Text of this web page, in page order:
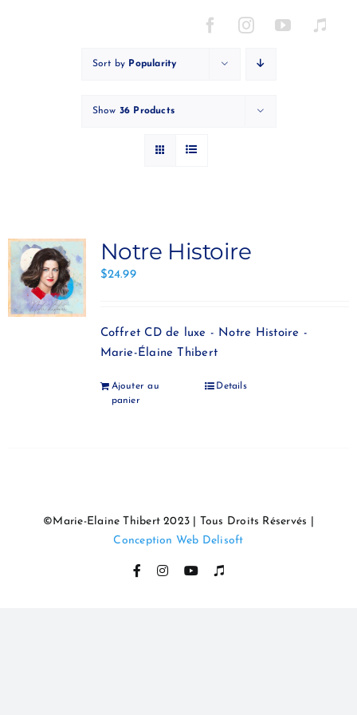
Sort by Popularity
Show 36 Products
Notre Histoire
$24.99
Coffret CD de luxe - Notre Histoire -
Marie-Élaine Thibert
Ajouter au
panier
Details
©Marie-Elaine Thibert 2023 | Tous Droits Réservés |
Conception Web Delisoft
FacebookInstagramYouTube